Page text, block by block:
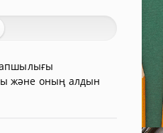
және оның алдын